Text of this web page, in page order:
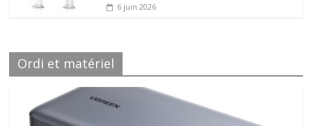
6 juin 2026
Ordi et matériel